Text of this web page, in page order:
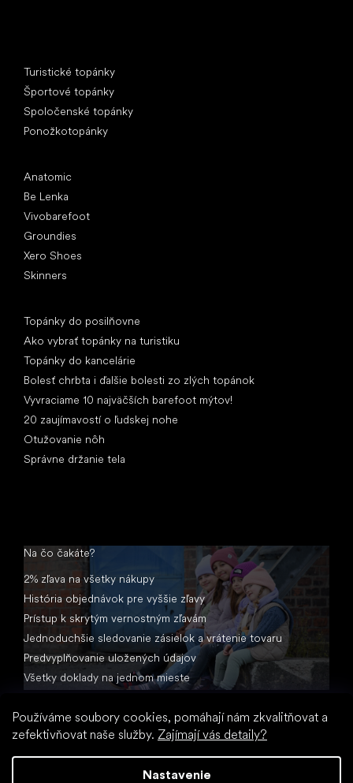
Používáme soubory cookies, pomáhají nám zkvalitňovat a
zefektivňovat naše služby. Zajímají vás detaily?
Nastavenie
Turistické topánky
Športové topánky
Spoločenské topánky
Ponožkotopánky
Anatomic
Be Lenka
Vivobarefoot
Groundies
Xero Shoes
Skinners
Topánky do posilňovne
Ako vybrať topánky na turistiku
Topánky do kancelárie
Bolesť chrbta i ďalšie bolesti zo zlých topánok
Vyvraciame 10 najväčších barefoot mýtov!
20 zaujímavostí o ľudskej nohe
Otužovanie nôh
Správne držanie tela
Na čo čakáte?
2% zľava na všetky nákupy
História objednávok pre vyššie zľavy
Prístup k skrytým vernostným zľavám
Jednoduchšie sledovanie zásielok a vrátenie tovaru
Predvyplňovanie uložených údajov
Všetky doklady na jednom mieste
Vytvoril Shoptet